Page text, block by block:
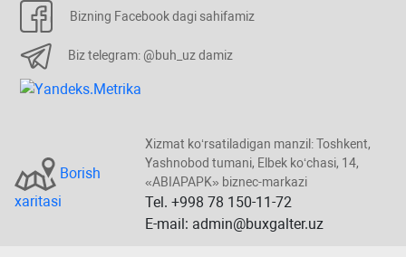
Bizning Facebook dagi sahifamiz
Biz telegram: @buh_uz damiz
Borish
хaritasi
Xizmat koʻrsatiladigan manzil: Toshkent,
Yashnobod tumani, Elbek koʻchasi, 14,
«ABIAPAPK» biznec-markazi
Tel. +998 78 150-11-72
E-mail: admin@buxgalter.uz